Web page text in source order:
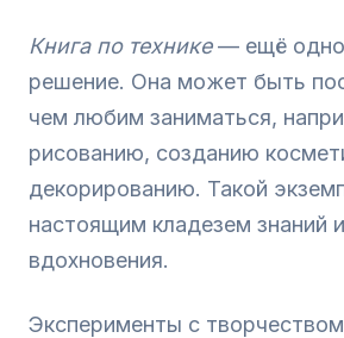
Книга по технике— ещё одно
решение. Она может быть
чем любим заниматься,
рисованию, созданию
декорированию. Такой
настоящим кладезем знаний
вдохновения.
Эксперименты с